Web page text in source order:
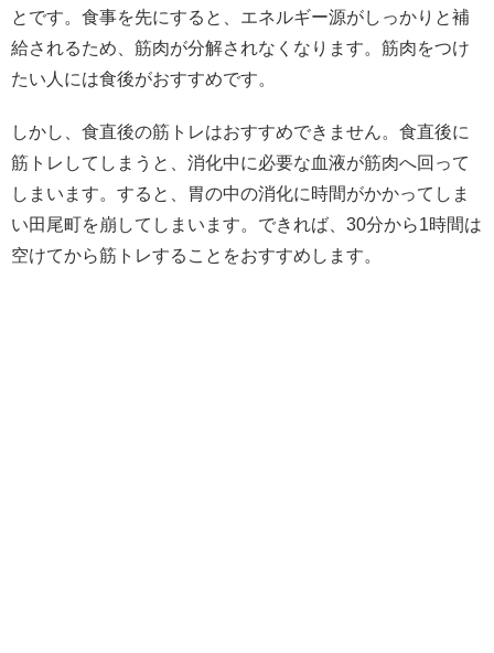
とです。食事を先にすると、エネルギー源がしっかりと補
給されるため、筋肉が分解されなくなります。筋肉をつけ
たい人には食後がおすすめです。
しかし、食直後の筋トレはおすすめできません。食直後に
筋トレしてしまうと、消化中に必要な血液が筋肉へ回って
しまいます。すると、胃の中の消化に時間がかかってしま
い田尾町を崩してしまいます。できれば、30分から1時間は
空けてから筋トレすることをおすすめします。